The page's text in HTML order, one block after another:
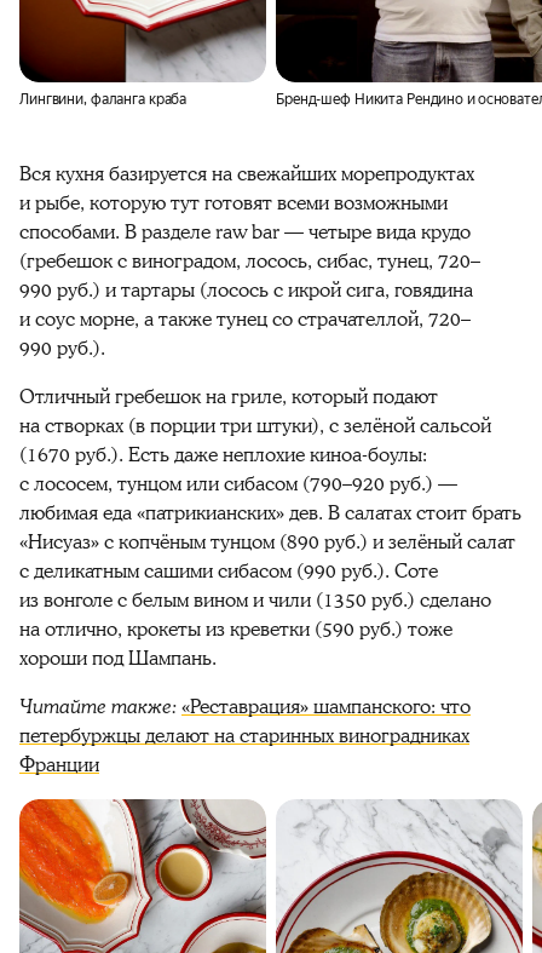
Лингвини, фаланга краба Бренд-шеф Никита Рендино и
Вся кухня базируется на свежайших морепродуктах
и рыбе, которую тут готовят всеми возможными
способами. В разделе raw bar — четыре вида крудо
(гребешок с виноградом, лосось, сибас, тунец, 720–
990 руб.) и тартары (лосось с икрой сига, говядина
и соус морне, а также тунец со страчателлой, 720–
990 руб.).
Отличный гребешок на гриле, который подают
на створках (в порции три штуки), с зелёной сальсой
(1670 руб.). Есть даже неплохие киноа-боулы:
с лососем, тунцом или сибасом (790–920 руб.) —
любимая еда «патрикианских» дев. В салатах стоит брать
«Нисуаз» с копчёным тунцом (890 руб.) и зелёный салат
с деликатным сашими сибасом (990 руб.). Соте
из вонголе с белым вином и чили (1350 руб.) сделано
на отлично, крокеты из креветки (590 руб.) тоже
хороши под Шампань.
Читайте также:«Реставрация» шампанского: что
петербуржцы делают на старинных виноградниках
Франции